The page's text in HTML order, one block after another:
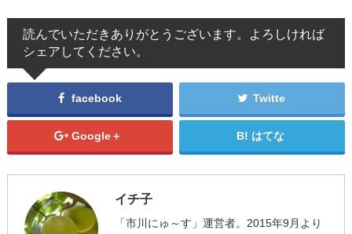
読んでいただきありがとうございます。よろしければ
シェアしてください。
facebook Twitte
Google＋ はてな
イチ子
「市川にゅ～す」運営者。2015年9月より